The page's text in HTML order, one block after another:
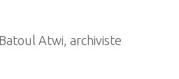
Atwi, archiviste